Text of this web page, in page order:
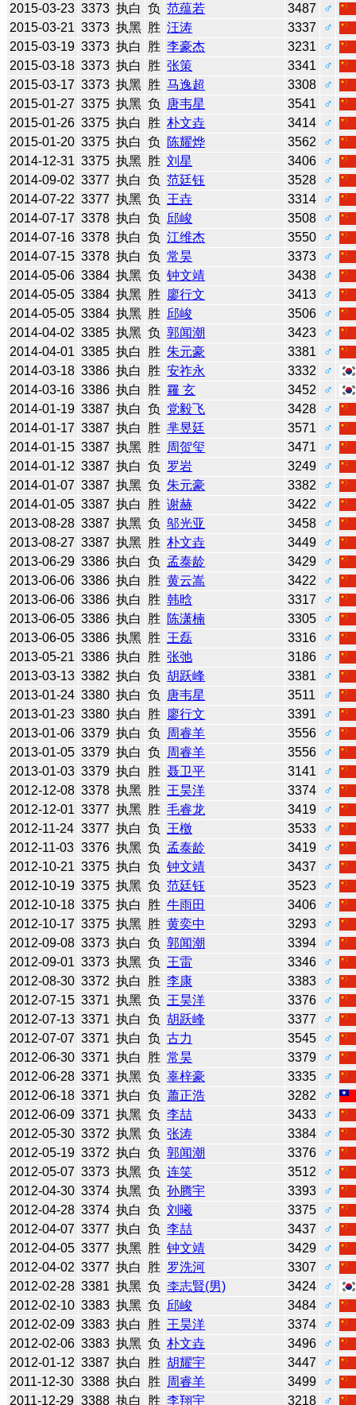
2015-03-23 3373 执白 负 范蕴若 3487
♂
2015-03-21 3373 执黑 胜 汪涛 3337
♂
2015-03-19 3373 执白 胜 李豪杰 3231
♂
2015-03-18 3373 执白 胜 张策 3341
♂
2015-03-17 3373 执黑 胜 马逸超 3308
♂
2015-01-27 3375 执黑 负 唐韦星 3541
♂
2015-01-26 3375 执白 胜 朴文垚 3414
♂
2015-01-20 3375 执白 负 陈耀烨 3562
♂
2014-12-31 3375 执黑 胜 刘星 3406
♂
2014-09-02 3377 执白 负 范廷钰 3528
♂
2014-07-22 3377 执黑 负 王垚 3314
♂
2014-07-17 3378 执白 负 邱峻 3508
♂
2014-07-16 3378 执白 负 江维杰 3550
♂
2014-07-15 3378 执白 负 常昊 3373
♂
2014-05-06 3384 执黑 负 钟文靖 3438
♂
2014-05-05 3384 执黑 胜 廖行文 3413
♂
2014-05-05 3384 执黑 胜 邱峻 3506
♂
2014-04-02 3385 执黑 负 郭闻潮 3423
♂
2014-04-01 3385 执白 胜 朱元豪 3381
♂
2014-03-18 3386 执白 胜 安祚永 3332
♂
2014-03-16 3386 执白 胜 羅 玄 3452
♂
2014-01-19 3387 执白 负 党毅飞 3428
♂
2014-01-17 3387 执白 胜 芈昱廷 3571
♂
2014-01-15 3387 执黑 胜 周贺玺 3471
♂
2014-01-12 3387 执白 负 罗岩 3249
♂
2014-01-07 3387 执黑 负 朱元豪 3382
♂
2014-01-05 3387 执白 胜 谢赫 3422
♂
2013-08-28 3387 执黑 负 邬光亚 3458
♂
2013-08-27 3387 执黑 胜 朴文垚 3449
♂
2013-06-29 3386 执白 负 孟泰龄 3429
♂
2013-06-06 3386 执白 胜 黄云嵩 3422
♂
2013-06-06 3386 执白 胜 韩晗 3317
♂
2013-06-05 3386 执白 胜 陈潇楠 3305
♂
2013-06-05 3386 执黑 胜 王磊 3316
♂
2013-05-21 3386 执白 胜 张弛 3186
♂
2013-03-13 3382 执白 负 胡跃峰 3381
♂
2013-01-24 3380 执白 负 唐韦星 3511
♂
2013-01-23 3380 执白 胜 廖行文 3391
♂
2013-01-06 3379 执白 负 周睿羊 3556
♂
2013-01-05 3379 执白 负 周睿羊 3556
♂
2013-01-03 3379 执白 胜 聂卫平 3141
♂
2012-12-08 3378 执黑 胜 王昊洋 3374
♂
2012-12-01 3377 执黑 胜 毛睿龙 3419
♂
2012-11-24 3377 执白 负 王檄 3533
♂
2012-11-03 3376 执黑 负 孟泰龄 3419
♂
2012-10-21 3375 执白 负 钟文靖 3437
♂
2012-10-19 3375 执黑 负 范廷钰 3523
♂
2012-10-18 3375 执白 胜 牛雨田 3406
♂
2012-10-17 3375 执黑 胜 黄奕中 3293
♂
2012-09-08 3373 执白 负 郭闻潮 3394
♂
2012-09-01 3373 执黑 负 王雷 3346
♂
2012-08-30 3372 执白 胜 李康 3383
♂
2012-07-15 3371 执黑 负 王昊洋 3376
♂
2012-07-13 3371 执白 负 胡跃峰 3377
♂
2012-07-07 3371 执白 负 古力 3545
♂
2012-06-30 3371 执白 胜 常昊 3379
♂
2012-06-28 3371 执黑 负 辜梓豪 3335
♂
2012-06-18 3371 执白 负 蕭正浩 3282
♂
2012-06-09 3371 执黑 负 李喆 3433
♂
2012-05-30 3372 执黑 负 张涛 3384
♂
2012-05-19 3372 执白 负 郭闻潮 3376
♂
2012-05-07 3373 执黑 负 连笑 3512
♂
2012-04-30 3374 执黑 负 孙腾宇 3393
♂
2012-04-28 3374 执白 负 刘曦 3375
♂
2012-04-07 3377 执白 负 李喆 3437
♂
2012-04-05 3377 执黑 胜 钟文靖 3429
♂
2012-04-02 3377 执白 胜 罗洗河 3307
♂
2012-02-28 3381 执黑 负 李志賢(男) 3424
♂
2012-02-10 3383 执黑 负 邱峻 3484
♂
2012-02-09 3383 执白 胜 王昊洋 3374
♂
2012-02-06 3383 执黑 负 朴文垚 3496
♂
2012-01-12 3387 执白 胜 胡耀宇 3447
♂
2011-12-30 3388 执白 胜 周睿羊 3499
♂
2011-12-29 3388 执白 胜 李翔宇 3218 ♂